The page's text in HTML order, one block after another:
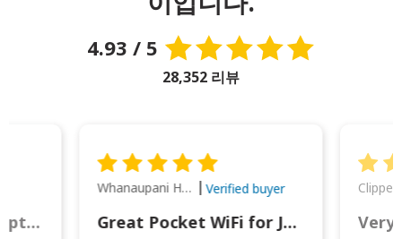
4.93 / 5
28,352 리뷰
This was wonderful option to a family of four. Everything worked smoothly.
Whanaupani Henry Joseph Macown Verified buyer
Great Pocket WiFi for Japan Travel Very